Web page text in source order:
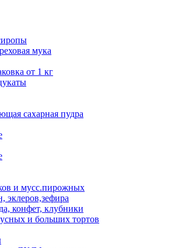
мука
от 1 кг
сахарная пудра
и мусс.пирожных
эклеров,зефира
конфет, клубники
и больших тортов